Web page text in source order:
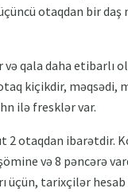
otaqdan bir
qala daha etibarlı
kiçikdir, məqsədi,
ilə fresklər var.
2 otaqdan ibarətdir.
və 8 pəncərə
üçün, tarixçilər